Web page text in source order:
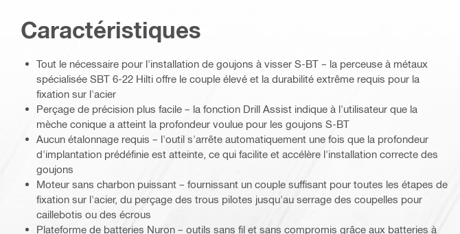
Caractéristiques
Tout le nécessaire pour l'installation de goujons à visser S-BT – la perceuse à métaux
spécialisée SBT 6-22 Hilti offre le couple élevé et la durabilité extrême requis pour la
fixation sur l'acier
Perçage de précision plus facile – la fonction Drill Assist indique à l'utilisateur que la
mèche conique a atteint la profondeur voulue pour les goujons S-BT
Aucun étalonnage requis – l'outil s'arrête automatiquement une fois que la profondeur
d'implantation prédéfinie est atteinte, ce qui facilite et accélère l'installation correcte des
goujons
Moteur sans charbon puissant – fournissant un couple suffisant pour toutes les étapes de
fixation sur l'acier, du perçage des trous pilotes jusqu'au serrage des coupelles pour
caillebotis ou des écrous
Plateforme de batteries Nuron – outils sans fil et sans compromis grâce aux batteries à